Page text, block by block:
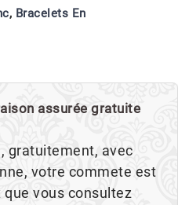
, Bracelets En
assurée gratuite
gratuitement, avec
votre commete est
que vous consultez